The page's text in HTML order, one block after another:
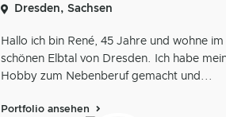
Dresden, Sachsen
Hallo ich bin René, 45 Jahre und wohne im
schönen Elbtal von Dresden. Ich habe
Hobby zum Nebenberuf gemacht und...
Portfolio ansehen